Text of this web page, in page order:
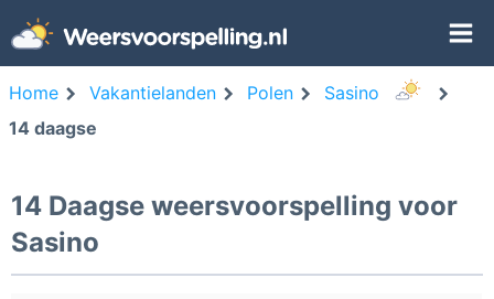
Home Vakantielanden Polen
Sasino
14 daagse
14 Daagse weersvoorspelling voor
Sasino